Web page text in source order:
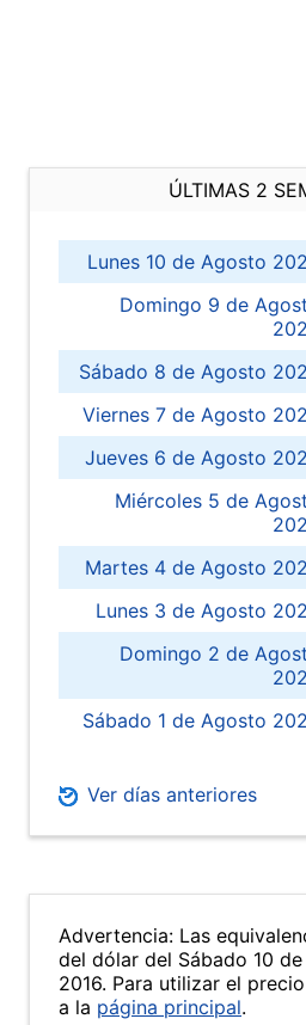
ÚLTIMAS 2
Lunes 10 de Agosto
Domingo 9 de
Sábado 8 de Agosto
Viernes 7 de Agosto
Jueves 6 de Agosto
Miércoles 5 de
Martes 4 de Agosto
Lunes 3 de Agosto
Domingo 2 de
Sábado 1 de Agosto
Ver días anteriores
Advertencia: Las
del dólar del Sábado 10
2016. Para utilizar el
a la página principal.